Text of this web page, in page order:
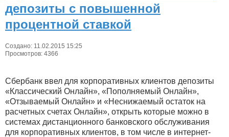
депозиты с повышенной
процентной ставкой
Создано: 11.02.2015 15:25
Просмотров: 4366
Сбербанк ввел для корпоративных клиентов депозиты
«Классический Онлайн», «Пополняемый Онлайн»,
«Отзываемый Онлайн» и «Неснижаемый остаток на
расчетных счетах Онлайн», открыть которые можно в
системах дистанционного банковского обслуживания
для корпоративных клиентов, в том числе в интернет-